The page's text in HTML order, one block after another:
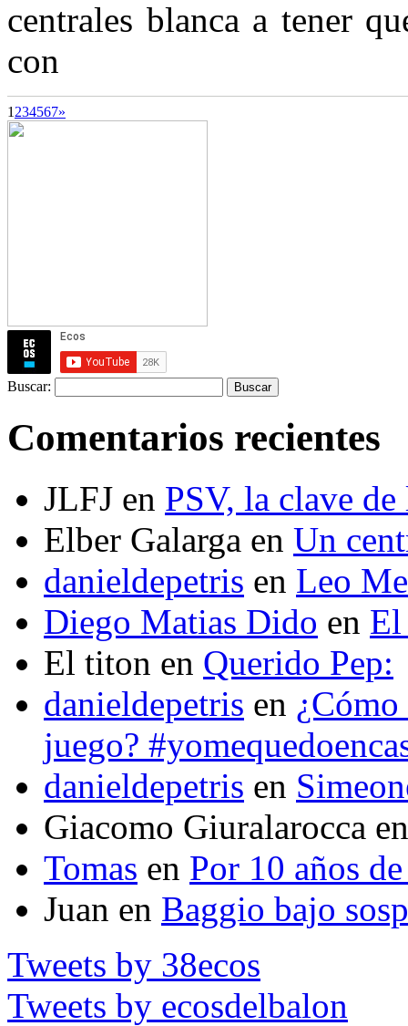
centrales blanca a tener
con
1 234567»
Buscar:
Comentarios recientes
JLFJ en PSV, la clave
Elber Galarga en Un
danieldepetris en Leo
Diego Matias Dido en El
El titon en Querido Pep:
danieldepetris en
juego?
danieldepetris en
Giacomo Giuralarocca
Tomas en Por 10 años
Juan en Baggio bajo
Tweets by 38ecos
Tweets by ecosdelbalon